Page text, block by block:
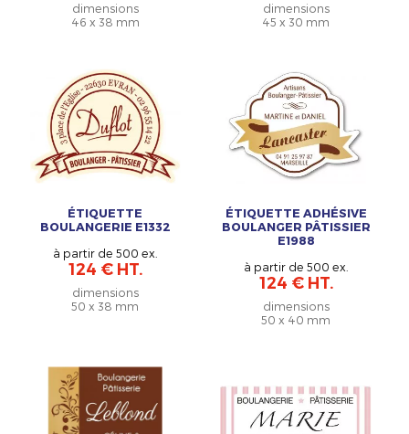
dimensions
46 x 38 mm
dimensions
45 x 30 mm
ÉTIQUETTE
BOULANGERIE E1332
à partir de 500 ex.
124 € HT.
dimensions
50 x 38 mm
ÉTIQUETTE ADHÉSIVE
BOULANGER PÂTISSIER
E1988
à partir de 500 ex.
124 € HT.
dimensions
50 x 40 mm